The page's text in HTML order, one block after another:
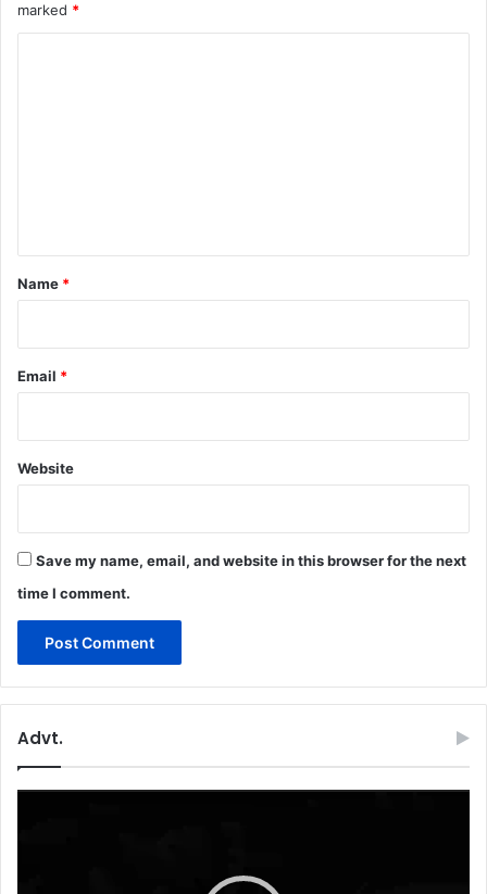
marked *
*
Name *
Email *
Website
Save my name, email, and website in this browser for the next
time I comment.
Advt.